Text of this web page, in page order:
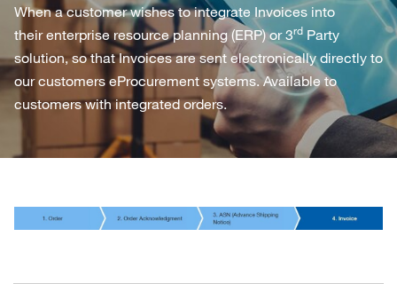
When a customer wishes to integrate Invoices into
their enterprise resource planning (ERP) or 3rd Party
solution, so that Invoices are sent electronically directly to
our customers eProcurement systems. Available to
customers with integrated orders.